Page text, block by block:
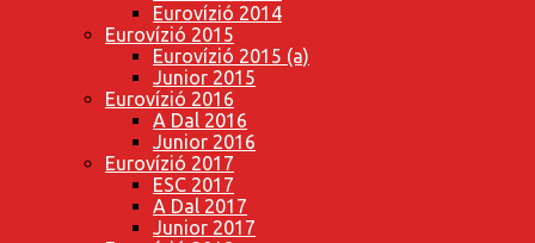
Eurovízió 2014
Eurovízió 2015
Eurovízió 2015 (a)
Junior 2015
Eurovízió 2016
A Dal 2016
Junior 2016
Eurovízió 2017
ESC 2017
A Dal 2017
Junior 2017